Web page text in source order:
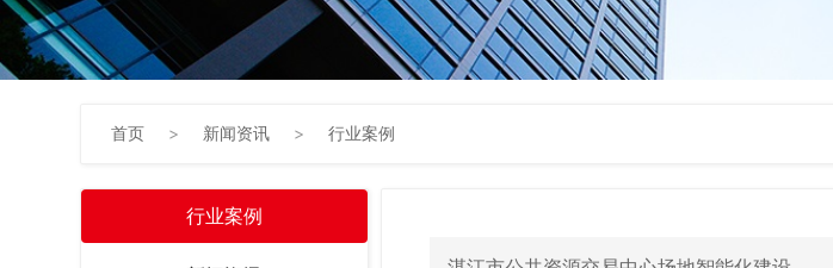
首页 > 新闻资讯 > 行业案例
行业案例